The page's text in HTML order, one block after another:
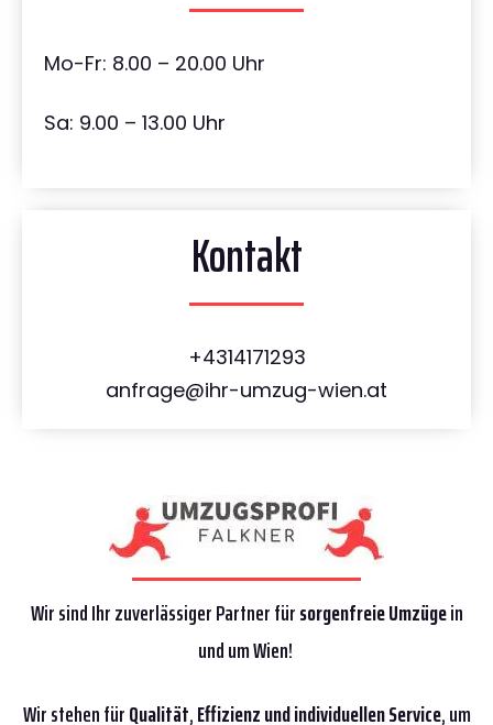
Mo-Fr: 8.00 – 20.00 Uhr
Sa: 9.00 – 13.00 Uhr
Kontakt
+4314171293
anfrage@ihr-umzug-wien.at
Wir sind Ihr zuverlässiger Partner fürsorgenfreie Umzügein
und um Wien!
Wir stehen fürQualität,Effizienzund individuellen Service, um